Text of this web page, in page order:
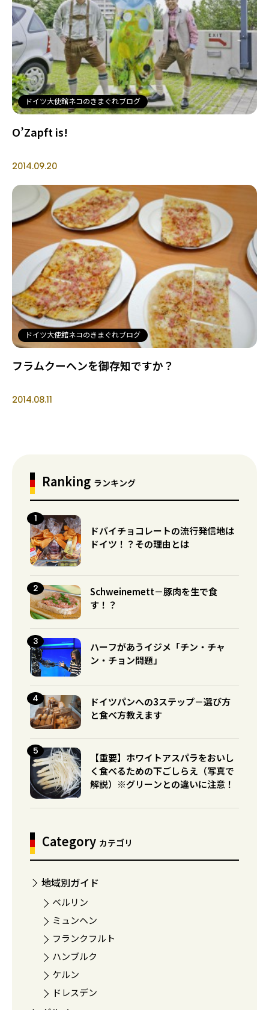
ドイツ大使館ネコのきまぐれブログ
O’Zapft is!
2014.09.20
ドイツ大使館ネコのきまぐれブログ
フラムクーヘンを御存知ですか？
2014.08.11
Ranking ランキング
ドバイチョコレートの流行発信地は
ドイツ！？その理由とは
Schweinemett－豚肉を生で食
す！？
ハーフがあうイジメ「チン・チャ
ン・チョン問題」
ドイツパンへの3ステップ－選び方
と食べ方教えます
【重要】ホワイトアスパラをおいし
く食べるための下ごしらえ（写真で
解説）※グリーンとの違いに注意！
Category カテゴリ
地域別ガイド
ベルリン
ミュンヘン
フランクフルト
ハンブルク
ケルン
ドレスデン